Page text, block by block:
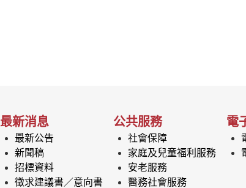
最新消息
最新公告
新聞稿
招標資料
徵求建議書／意向書
公共服務
社會保障
家庭及兒童福利服務
安老服務
醫務社會服務
電